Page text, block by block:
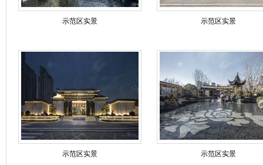
示范区实景 示范区实景
示范区实景 示范区实景